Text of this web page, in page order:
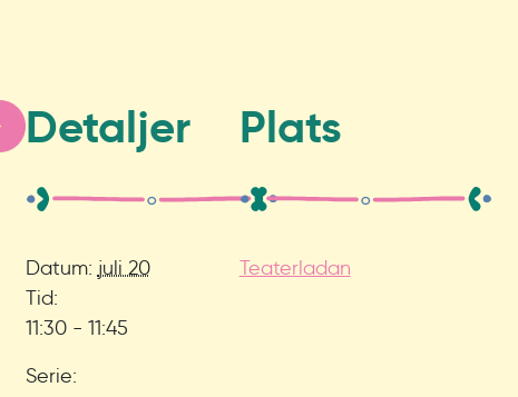
Detaljer
Datum: juli 20
Tid:
11:30 - 11:45
Serie:
Plats
Teaterladan